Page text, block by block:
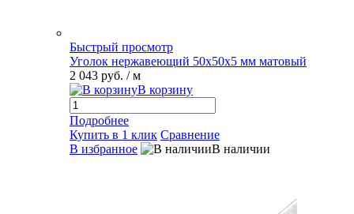
Быстрый просмотр
Уголок нержавеющий 50х50х5 мм матовый
2 043 руб. / м
В корзину
Подробнее
Купить в 1 клик Сравнение
В избранное
В наличии